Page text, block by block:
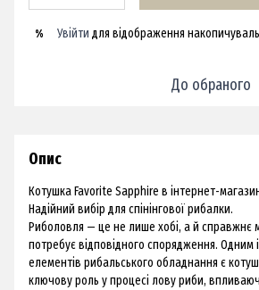
% Увійти для відображення
До обраного
Опис
Котушка Favorite Sapphire в інтернет-
Надійний вибір для спінінгової рибалки.
Риболовля — це не лише хобі, а й справжнє
потребує відповідного спорядження. Одним
елементів рибальського обладнання є
ключову роль у процесі лову риби,